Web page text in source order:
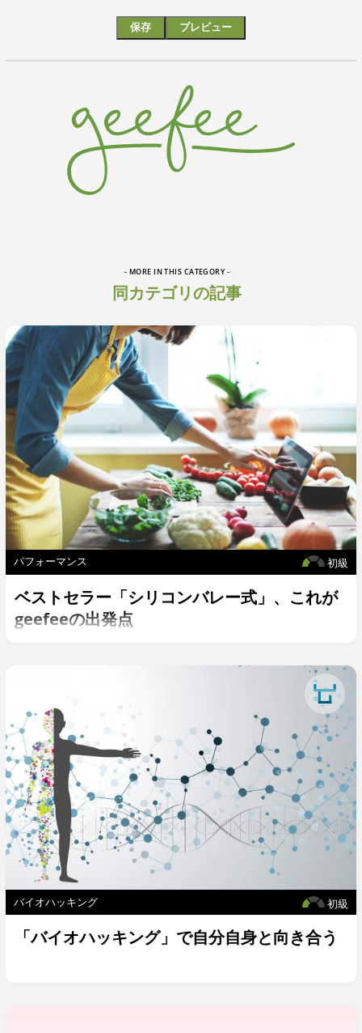
- MORE IN THIS CATEGORY -
同カテゴリの記事
初級
パフォーマンス
ベストセラー「シリコンバレー式」、これが
geefeeの出発点
初級
バイオハッキング
「バイオハッキング」で自分自身と向き合う